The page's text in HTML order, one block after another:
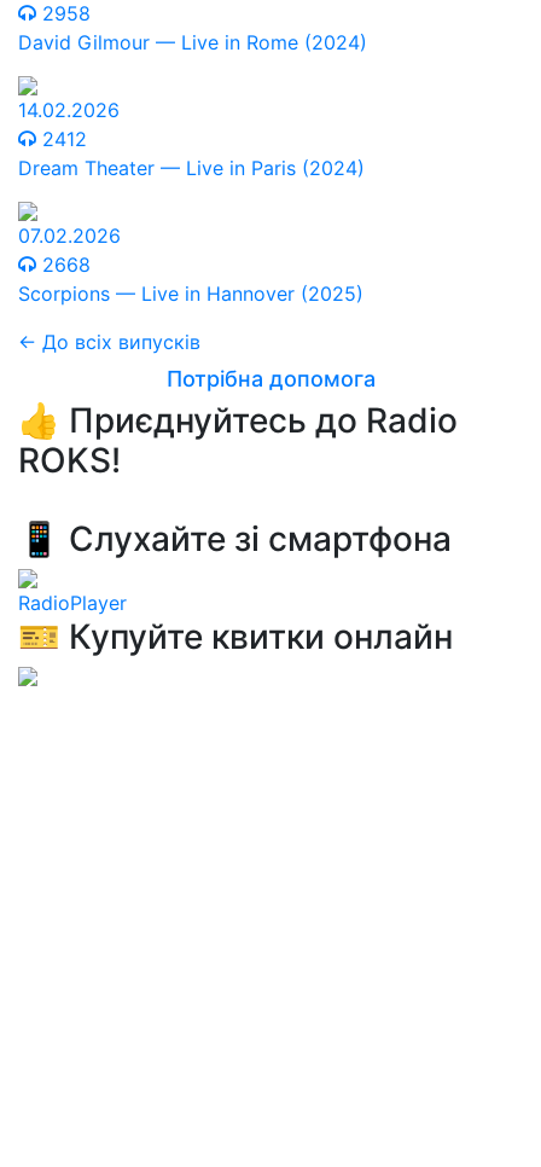
2958
David Gilmour — Live in Rome (2024)
14.02.2026
2412
Dream Theater — Live in Paris (2024)
07.02.2026
2668
Scorpions — Live in Hannover (2025)
← До всіх випусків
Потрібна допомога
👍 Приєднуйтесь до Radio
ROKS!
📱 Слухайте зі смартфона
RadioPlayer
🎫 Купуйте квитки онлайн